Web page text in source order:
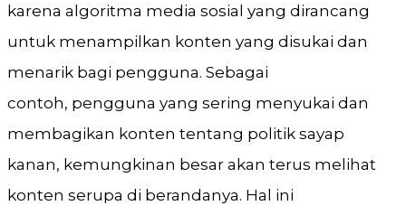
karena algoritma media sosial yang dirancang
untuk menampilkan konten yang disukai dan
menarik bagi pengguna. Sebagai
contoh, pengguna yang sering menyukai dan
membagikan konten tentang politik sayap
kanan, kemungkinan besar akan terus melihat
konten serupa di berandanya. Hal ini